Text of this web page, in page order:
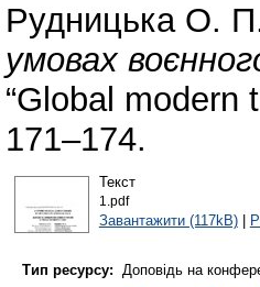
Рудницька О.
умовах
“Global modern
171–174.
Текст
1.pdf
Завантажити (117kB)|
Тип ресурсу: Доповідь на